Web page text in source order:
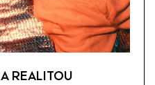
REALITOU